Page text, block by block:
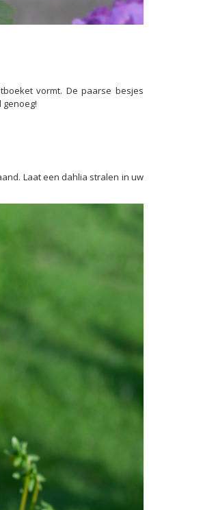
vormt. De paarse besjes
Laat een dahlia stralen in uw